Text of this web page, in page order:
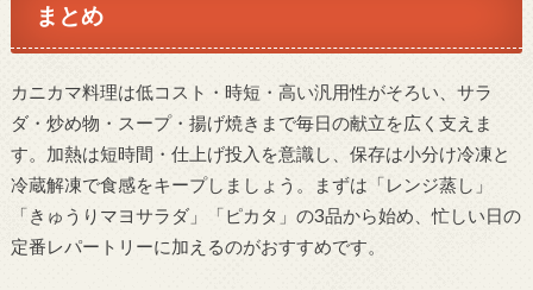
まとめ
カニカマ料理は低コスト・時短・高い汎用性がそろい、サラ
ダ・炒め物・スープ・揚げ焼きまで毎日の献立を広く支えま
す。加熱は短時間・仕上げ投入を意識し、保存は小分け冷凍と
冷蔵解凍で食感をキープしましょう。まずは「レンジ蒸し」
「きゅうりマヨサラダ」「ピカタ」の3品から始め、忙しい日の
定番レパートリーに加えるのがおすすめです。